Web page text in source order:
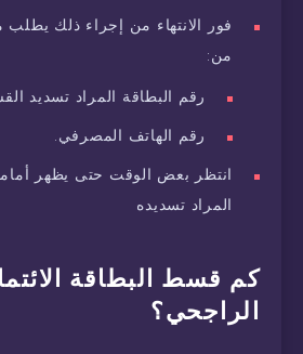
فور الانتهاء من إجراء ذلك
من:
رقم البطاقة المراد تسديد
رقم الهاتف المصرفي.
انتظر بعض الوقت حتى يظهر
المراد تسديده
كم قسط البطاقة
الراجحي؟